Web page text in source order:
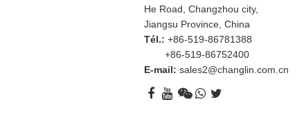
He Road, Changzhou city,
Jiangsu Province, China
Tél.: +86-519-86781388
+86-519-86752400
E-mail:sales2@changlin.com.cn